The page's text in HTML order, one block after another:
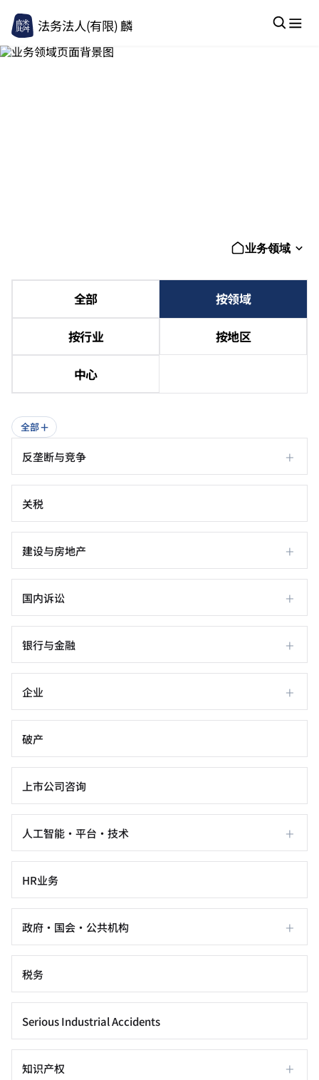
法务法人(有限) 麟
业务领域
全部 按领域
按行业 按地区
中心
全部+
反垄断与竞争 +
关税
建设与房地产 +
国内诉讼 +
银行与金融 +
企业 +
破产
上市公司咨询
人工智能·平台·技术 +
HR业务
政府·国会·公共机构 +
税务
Serious Industrial Accidents
知识产权 +